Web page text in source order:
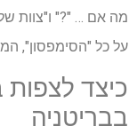
מה אם … "?" ו"צוות
על כל "הסימפסון",
כיצד
בבריטניה